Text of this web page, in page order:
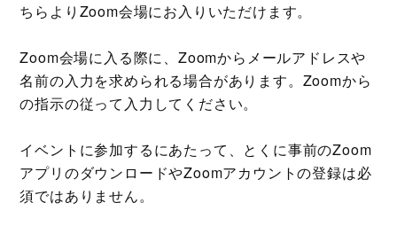
ちらよりZoom会場にお入りいただけます。
Zoom会場に入る際に、Zoomからメールアドレスや
名前の入力を求められる場合があります。Zoomから
の指示の従って入力してください。
イベントに参加するにあたって、とくに事前のZoom
アプリのダウンロードやZoomアカウントの登録は必
須ではありません。